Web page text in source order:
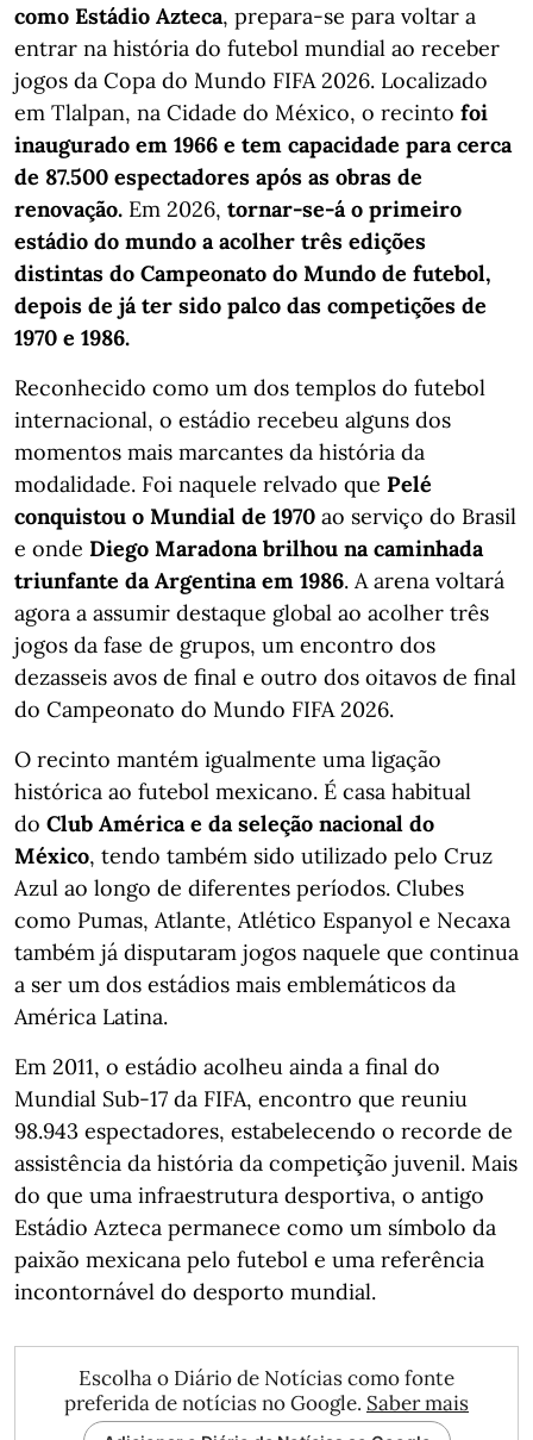
como Estádio Azteca, prepara-se para voltar a
entrar na história do futebol mundial ao receber
jogos da Copa do Mundo FIFA 2026. Localizado
em Tlalpan, na Cidade do México, o recinto foi
inaugurado em 1966 e tem capacidade para cerca
de 87.500 espectadores após as obras de
renovação. Em 2026, tornar-se-á o primeiro
estádio do mundo a acolher três edições
distintas do Campeonato do Mundo de futebol,
depois de já ter sido palco das competições de
1970 e 1986.
Reconhecido como um dos templos do futebol
internacional, o estádio recebeu alguns dos
momentos mais marcantes da história da
modalidade. Foi naquele relvado que Pelé
conquistou o Mundial de 1970 ao serviço do Brasil
e onde Diego Maradona brilhou na caminhada
triunfante da Argentina em 1986. A arena voltará
agora a assumir destaque global ao acolher três
jogos da fase de grupos, um encontro dos
dezasseis avos de final e outro dos oitavos de final
do Campeonato do Mundo FIFA 2026.
O recinto mantém igualmente uma ligação
histórica ao futebol mexicano. É casa habitual
do Club América e da seleção nacional do
México, tendo também sido utilizado pelo Cruz
Azul ao longo de diferentes períodos. Clubes
como Pumas, Atlante, Atlético Espanyol e Necaxa
também já disputaram jogos naquele que continua
a ser um dos estádios mais emblemáticos da
América Latina.
Em 2011, o estádio acolheu ainda a final do
Mundial Sub-17 da FIFA, encontro que reuniu
98.943 espectadores, estabelecendo o recorde de
assistência da história da competição juvenil. Mais
do que uma infraestrutura desportiva, o antigo
Estádio Azteca permanece como um símbolo da
paixão mexicana pelo futebol e uma referência
incontornável do desporto mundial.
Escolha o Diário de Notícias como fonte
preferida de notícias no Google. Saber mais